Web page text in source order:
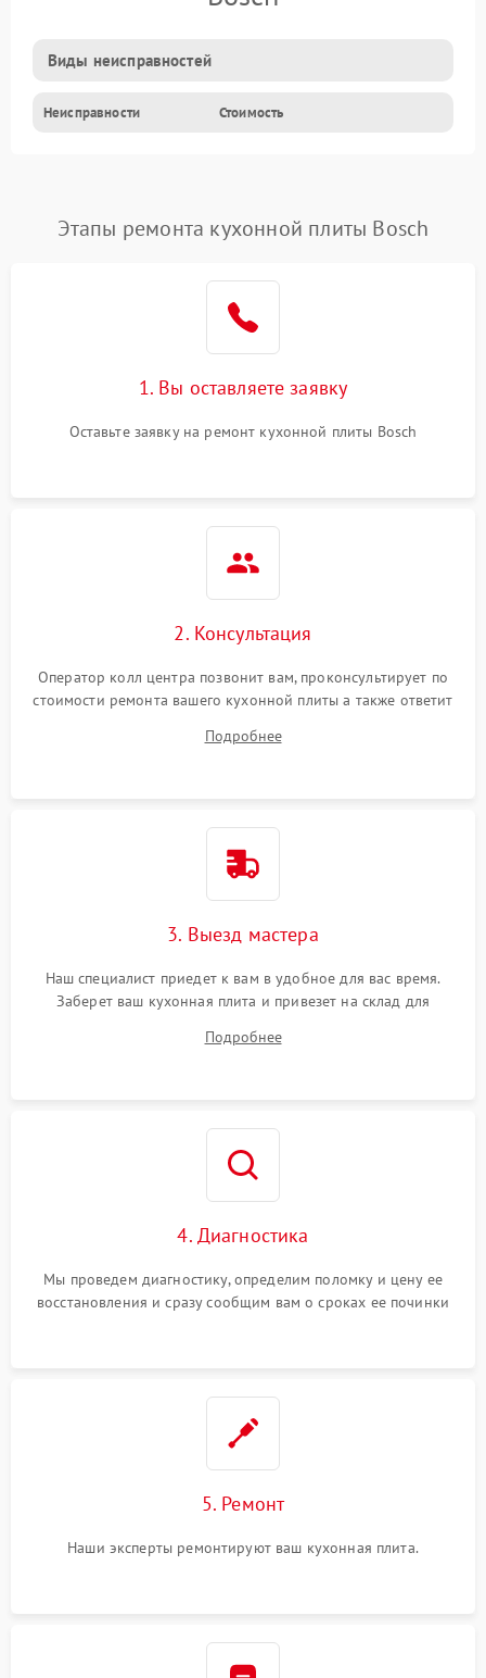
Виды неисправностей
Неисправности Стоимость
Этапы ремонта кухонной плиты Bosch
1. Вы оставляете заявку
Оставьте заявку на ремонт кухонной плиты Bosch
2. Консультация
Оператор колл центра позвонит вам, проконсультирует по
стоимости ремонта вашего кухонной плиты а также ответит
Подробнее
3. Выезд мастера
Наш специалист приедет к вам в удобное для вас время.
Заберет ваш кухонная плита и привезет на склад для
Подробнее
4. Диагностика
Мы проведем диагностику, определим поломку и цену ее
восстановления и сразу сообщим вам о сроках ее починки
5. Ремонт
Наши эксперты ремонтируют ваш кухонная плита.